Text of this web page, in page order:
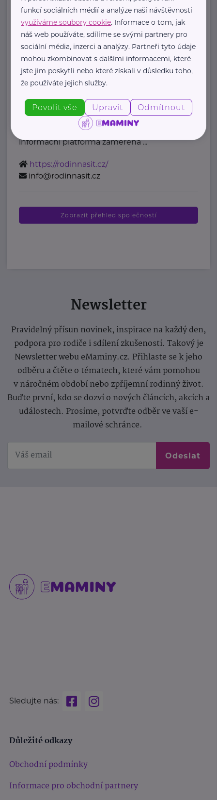
mzcr@mzcr.cz
Rodinná síť
Klimentská 1246/1 Praha 1
Průvodce světem náhradní rodinné
péče v ČR
Portál Rodinná síť je přední
informační platforma zaměřená ...
https://rodinnasit.cz/
info@rodinnasit.cz
Zobrazit přehled společností
Newsletter
Pravidelný přísun novinek, inspirace na každý den,
podpora pro rodiče i sdílení zkušeností. Takový je
Newsletter webu eMaminy.cz. Přihlaste se k jeho
odběru a čtěte o tématech, které vám pomohou
v náročném období nebo zpříjemní rodinný život.
Buďte první, kdo se dozví o nových článcích, akcích a
událostech. Prosíme, potvrďte odběr ve vaší e-
mailové schránce.
Odeslat
Sledujte nás:
Důležité odkazy
Obchodní podmínky
Informace pro obchodní partnery
funkcí sociálních médií a analýze naší návštěvnosti
využíváme soubory cookie. Informace o tom, jak
náš web používáte, sdílíme se svými partnery pro
sociální média, inzerci a analýzy. Partneři tyto údaje
mohou zkombinovat s dalšími informacemi, které
jste jim poskytli nebo které získali v důsledku toho,
že používáte jejich služby.
Povolit vše Upravit Odmítnout